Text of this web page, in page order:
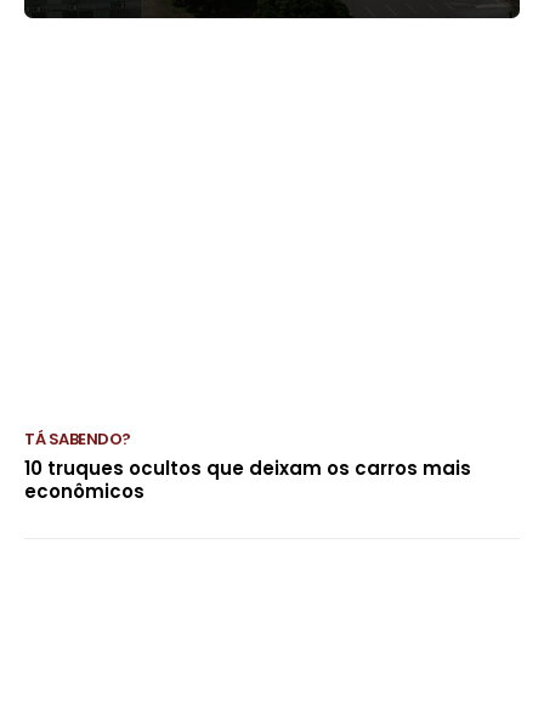
TÁ SABENDO?
10 truques ocultos que deixam os carros mais
econômicos